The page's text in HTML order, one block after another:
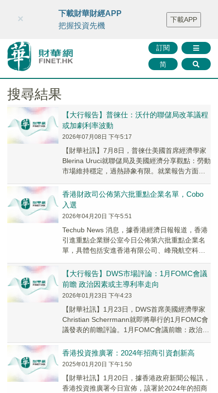
財華智庫網 FINTV FINMETA 財華證券 媒體矩陣
智庫沙龍
聯絡我們
訂閱
简
×
下載財華財經APP
把握投資先機
下載APP
搜尋結果
【大行報告】普徠仕：沃什的聯儲局改革議程
或加劇利率波動
2026年07月08日 下午5:17
【財華社訊】7月8日，普徠仕美國首席經濟學家
Blerina Uruci就聯儲局及美國經濟分享觀點：勞動
市場維持穩定，過熱跡象有限。就業報告方面，
香港財政司公佈第六批重點企業名單，Cobo
入選
2026年04月20日 下午5:51
Techub News 消息，據香港經濟日報報道，香港
引進重點企業辦公室今日公佈第六批重點企業名
單，具體包括安進香港有限公司、峰飛航空科
【大行報告】DWS市場評論：1月FOMC會議
前瞻 政治因素或主導利率走向
2026年01月23日 下午4:23
【財華社訊】1月23日，DWS首席美國經濟學家
Christian Scherrmann就即將舉行的1月FOMC會
議發表的前瞻評論。1月FOMC會議前瞻：政治因
香港投資推廣署：2024年招商引資創新高
2025年01月20日 下午1:50
【財華社訊】1月20日，據香港政府新聞公報訊，
香港投資推廣署今日宣佈，該署於2024年的招商